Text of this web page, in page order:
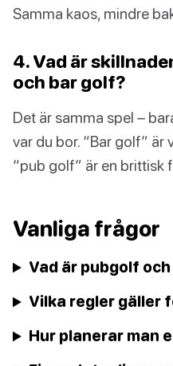
Samma kaos, mindre
4. Vad är
och bar golf?
Det är samma spel –
var du bor. “Bar golf” är
“pub golf” är en brittisk
Vanliga frågor
Vad är pubgolf
Vilka regler gäller
Hur planerar man